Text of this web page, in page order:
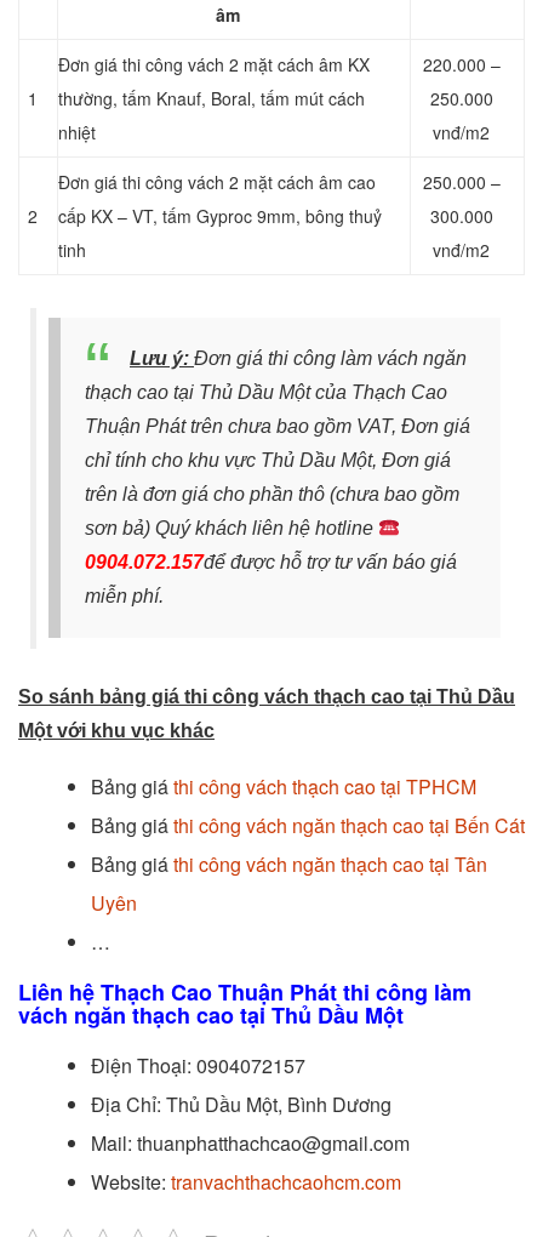
âm
1
Đơn giá thi công vách 2 mặt cách âm KX
thường, tấm Knauf, Boral, tấm mút cách
nhiệt
220.000 –
250.000
vnđ/m2
2
Đơn giá thi công vách 2 mặt cách âm cao
cấp KX – VT, tấm Gyproc 9mm, bông thuỷ
tinh
250.000 –
300.000
vnđ/m2
Lưu ý: Đơn giá thi công làm vách ngăn
thạch cao tại Thủ Dầu Một của Thạch Cao
Thuận Phát trên chưa bao gồm VAT, Đơn giá
chỉ tính cho khu vực Thủ Dầu Một, Đơn giá
trên là đơn giá cho phần thô (chưa bao gồm
sơn bả) Quý khách liên hệ hotline
0904.072.157để được hỗ trợ tư vấn báo giá
miễn phí.
So sánh bảng giá thi công vách thạch cao tại Thủ Dầu
Một với khu vục khác
Bảng giáthi công vách thạch cao tại TPHCM
Bảng giáthi công vách ngăn thạch cao tại Bến Cát
Bảng giáthi công vách ngăn thạch cao tại Tân
Uyên
…
Liên hệ Thạch Cao Thuận Phát thi công làm
vách ngăn thạch cao tại Thủ Dầu Một
Điện Thoại: 0904072157
Địa Chỉ: Thủ Dầu Một, Bình Dương
Mail: thuanphatthachcao@gmail.com
Website: tranvachthachcaohcm.com